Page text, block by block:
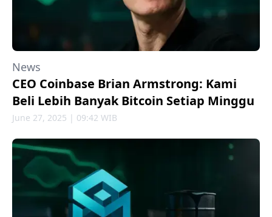
News
CEO Coinbase Brian Armstrong: Kami
Beli Lebih Banyak Bitcoin Setiap Minggu
June 27, 2025 | 09:42 WIB